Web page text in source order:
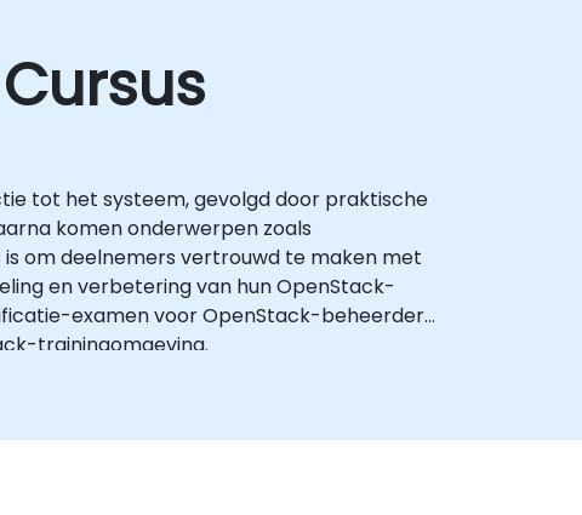
tot het systeem, gevolgd door praktische
komen onderwerpen zoals
om deelnemers vertrouwd te maken met
en verbetering van hun OpenStack-
examen voor OpenStack-beheerders.
trainingomgeving.